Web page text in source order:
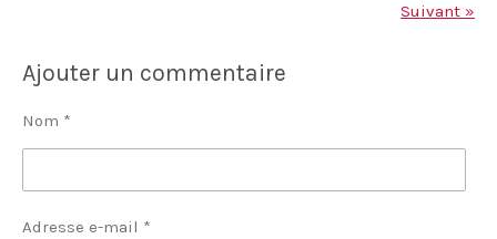
Suivant »
Ajouter un commentaire
Nom *
Adresse e-mail *